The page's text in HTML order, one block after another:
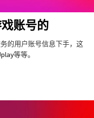
账号的
的用户账号信息下手，这
等等。